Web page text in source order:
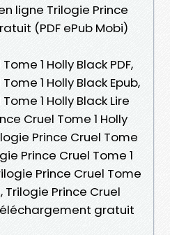
ligne Trilogie Prince
(PDF ePub Mobi)
1 Holly Black PDF,
1 Holly Black Epub,
1 Holly Black Lire
Cruel Tome 1 Holly
Prince Cruel Tome
Prince Cruel Tome 1
Prince Cruel Tome
Trilogie Prince Cruel
gratuit